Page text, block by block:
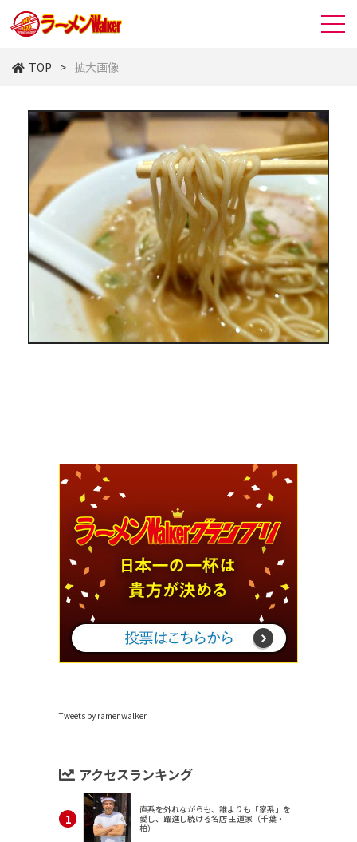
TOP 拡大画像
Tweets by ramenwalker
アクセスランキング
直系を外れながらも、誰よりも「家系」を
愛し、躍進し続ける名店 王道家（千葉・
柏）